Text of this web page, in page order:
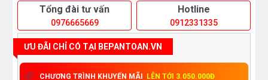
Tổng đài tư vấn
0976665669
Hotline
0912331335
ƯU ĐÃI CHỈ CÓ TẠI BEPANTOAN.VN
CHƯƠNG TRÌNH KHUYẾN MÃI LÊN TỚI 3.050.000Đ